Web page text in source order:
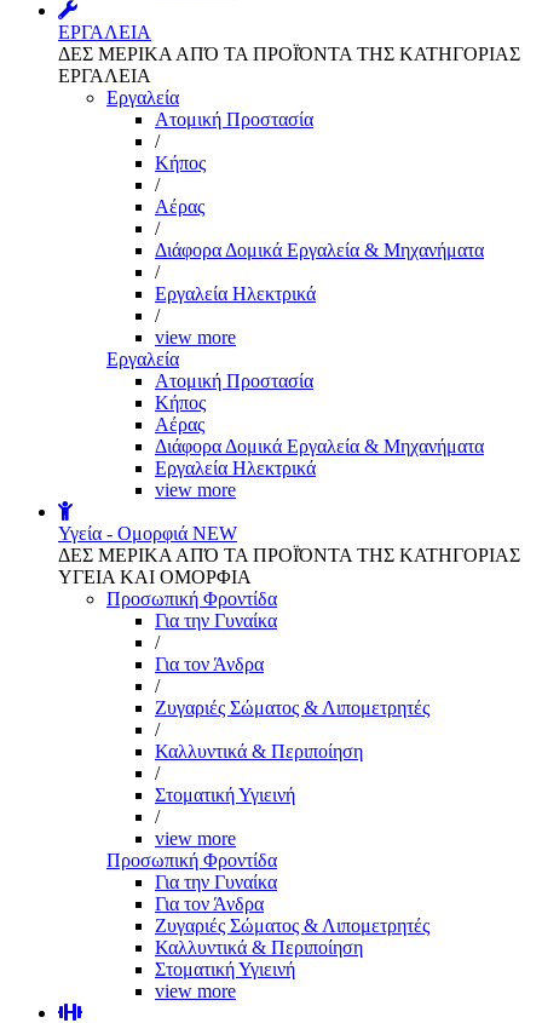
ΕΡΓΑΛΕΙΑ
ΔΕΣ ΜΕΡΙΚΑ ΑΠΌ ΤΑ ΠΡΟΪΌΝΤΑ ΤΗΣ ΚΑΤΗΓΟΡΙΑΣ
ΕΡΓΑΛΕΙΑ
Εργαλεία
Aτομική Προστασία
/
Kήπος
/
Αέρας
/
Διάφορα Δομικά Εργαλεία & Μηχανήματα
/
Εργαλεία Ηλεκτρικά
/
view more
Εργαλεία
Aτομική Προστασία
Kήπος
Αέρας
Διάφορα Δομικά Εργαλεία & Μηχανήματα
Εργαλεία Ηλεκτρικά
view more
Υγεία - Ομορφιά NEW
ΔΕΣ ΜΕΡΙΚΑ ΑΠΌ ΤΑ ΠΡΟΪΌΝΤΑ ΤΗΣ ΚΑΤΗΓΟΡΙΑΣ
ΥΓΕΙΑ ΚΑΙ ΟΜΟΡΦΙΑ
Προσωπική Φροντίδα
Για την Γυναίκα
/
Για τον Άνδρα
/
Ζυγαριές Σώματος & Λιπομετρητές
/
Καλλυντικά & Περιποίηση
/
Στοματική Υγιεινή
/
view more
Προσωπική Φροντίδα
Για την Γυναίκα
Για τον Άνδρα
Ζυγαριές Σώματος & Λιπομετρητές
Καλλυντικά & Περιποίηση
Στοματική Υγιεινή
view more